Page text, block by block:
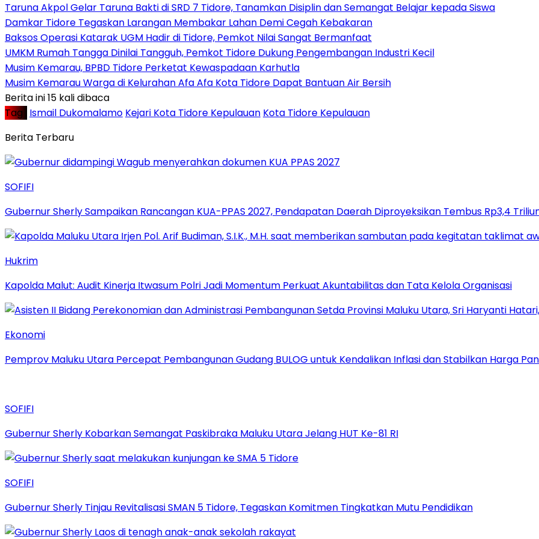
Taruna Akpol Gelar Taruna Bakti di SRD 7 Tidore, Tanamkan Disiplin dan Semangat Belajar kepada Siswa
Damkar Tidore Tegaskan Larangan Membakar Lahan Demi Cegah Kebakaran
Baksos Operasi Katarak UGM Hadir di Tidore, Pemkot Nilai Sangat Bermanfaat
UMKM Rumah Tangga Dinilai Tangguh, Pemkot Tidore Dukung Pengembangan Industri Kecil
Musim Kemarau, BPBD Tidore Perketat Kewaspadaan Karhutla
Musim Kemarau Warga di Kelurahan Afa Afa Kota Tidore Dapat Bantuan Air Bersih
Berita ini 15 kali dibaca
Tag : Ismail Dukomalamo Kejari Kota Tidore Kepulauan Kota Tidore Kepulauan
Berita Terbaru
SOFIFI
Gubernur Sherly Sampaikan Rancangan KUA-PPAS 2027, Pendapatan Daerah Diproyeksikan Tembus Rp3,4
Hukrim
Kapolda Malut: Audit Kinerja Itwasum Polri Jadi Momentum Perkuat Akuntabilitas dan Tata Kelola Organisasi
Ekonomi
Pemprov Maluku Utara Percepat Pembangunan Gudang BULOG untuk Kendalikan Inflasi dan Stabilkan Harga
SOFIFI
Gubernur Sherly Kobarkan Semangat Paskibraka Maluku Utara Jelang HUT Ke-81 RI
SOFIFI
Gubernur Sherly Tinjau Revitalisasi SMAN 5 Tidore, Tegaskan Komitmen Tingkatkan Mutu Pendidikan